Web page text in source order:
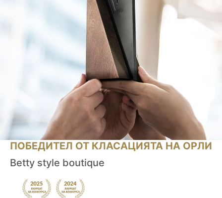
ПОБЕДИТЕЛ ОТ КЛАСАЦИЯТА НА ОРЛИ
Betty style boutique